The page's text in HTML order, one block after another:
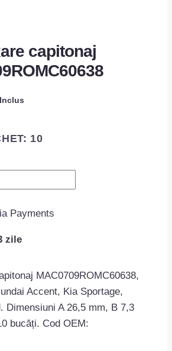
capitonaj
10
zile
MAC0709ROMC60638,
Accent, Kia Sportage,
Dimensiuni A 26,5 mm, B 7,3
bucăți. Cod OEM: